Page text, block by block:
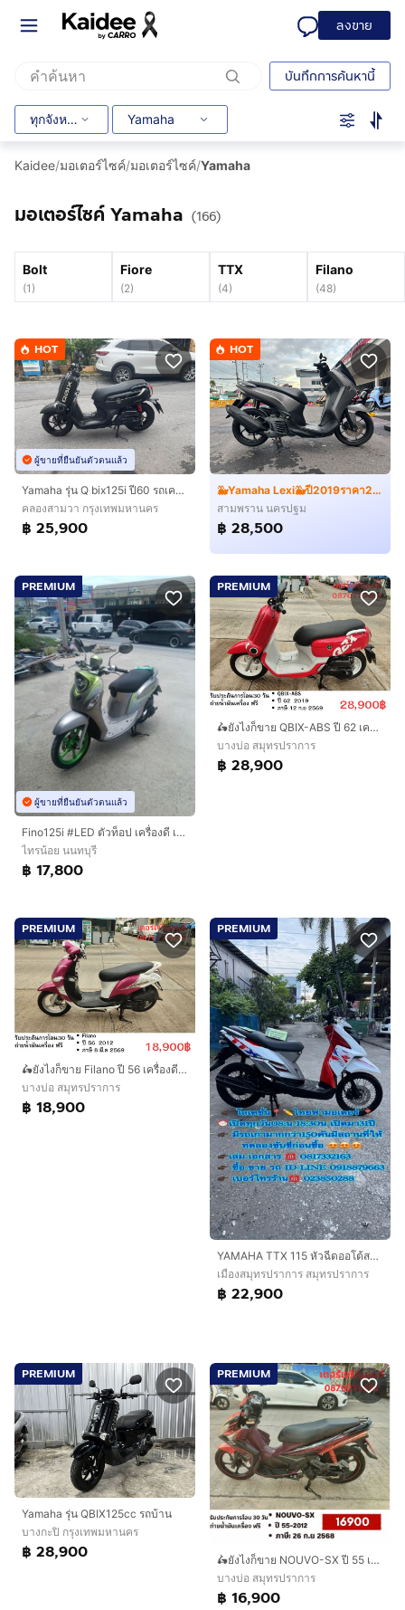
ลงขาย
บันทึกการค้นหานี้
ทุกจังหวัด Yamaha
Kaidee/มอเตอร์ไซค์/มอเตอร์ไซค์/Yamaha
มอเตอร์ไซค์ Yamaha (166)
Bolt
(1 )
Fiore
(2)
TTX
(4)
Filano
(48)
HOT
ผู้ขายที่ยืนยันตัวตนแล้ว
Yamaha รุ่น Q bix125i ปี60 รถเครื่องดี สภาพพร้อมใช้งานต้องมาลองครับ
คลองสามวา กรุงเทพมหานคร
฿ 25,900
HOT
🐳Yamaha Lexi🐳ปี2019ราคา28,500
สามพราน นครปฐม
฿ 28,500
PREMIUM
ผู้ขายที่ยืนยันตัวตนแล้ว
Fino125i #LED ตัวท็อป เครื่องดี เอกสารครบ
ไทรน้อย นนทบุรี
฿ 17,800
PREMIUM
🛵ยังไงก็ขาย QBIX-ABS ปี 62 เครื่องดี สีสวย สตาร์ทมือ กุญแจรีโมท เล่มชุดโอนครบ+เปลี่ยนถ่ายน้ำมันเครื่องฟรี ส่งฟรี30 ก.ม
บางบ่อ สมุทรปราการ
฿ 28,900
PREMIUM
🛵ยังไงก็ขาย Filano ปี 56 เครื่องดี สีสวย สตาร์ทมือ เล่มชุดโอนครบ+เปลี่ยนถ่ายน้ำมันเครื่องฟรี ขายตามสภาพ ไม่มีส่งฟรี
บางบ่อ สมุทรปราการ
฿ 18,900
PREMIUM
YAMAHA TTX 115 หัวฉีดออโต้สตาร์ทมือเครื่องดีมากสีสวยมากต้องมาดูของจริงมีสถานที่ให้ทดลองขับขี่ก่อนซื้อ
เมืองสมุทรปราการ สมุทรปราการ
฿ 22,900
PREMIUM
Yamaha รุ่น QBIX125cc รถบ้าน
บางกะปิ กรุงเทพมหานคร
฿ 28,900
PREMIUM
🛵ยังไงก็ขาย NOUVO-SX ปี 55 เครื่องดี สีสวย สตาร์ทมือ เล่มชุดโอนครบ+เปลี่ยนถ่ายน้ำมันเครื่องฟรี ขายตามสภาพไม่มีส่งฟรี
บางบ่อ สมุทรปราการ
฿ 16,900